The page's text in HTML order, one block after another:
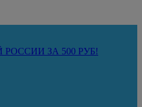
ЗА 500 РУБ!